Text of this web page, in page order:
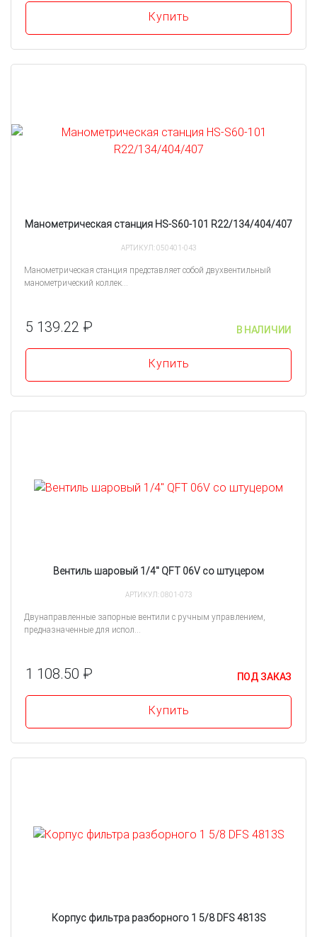
Купить
Манометрическая станция HS-S60-101 R22/134/404/407
АРТИКУЛ: 050401-043
Манометрическая станция представляет собой двухвентильный
манометрический коллек...
5 139.22 ₽ В НАЛИЧИИ
Купить
Вентиль шаровый 1/4" QFT 06V со штуцером
АРТИКУЛ: 0801-073
Двунаправленные запорные вентили с ручным управлением,
предназначенные для испол...
1 108.50 ₽ ПОД ЗАКАЗ
Купить
Корпус фильтра разборного 1 5/8 DFS 4813S